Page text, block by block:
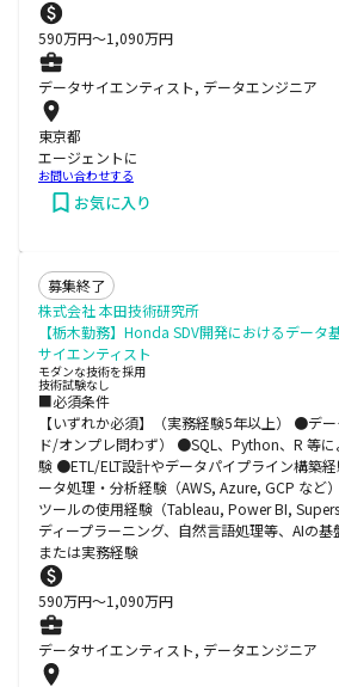
590万円〜1,090万円
データサイエンティスト, データエンジニア
東京都
エージェントに
お問い合わせする
お気に入り
募集終了
株式会社 本田技術研究所
【栃木勤務】Honda SDV開発におけるデータ
サイエンティスト
モダンな技術を採用
技術試験なし
■必須条件
【いずれか必須】（実務経験5年以上） ●デ
ド/オンプレ問わず） ●SQL、Python、R 等
験 ●ETL/ELT設計やデータパイプライン構築
ータ処理・分析経験（AWS, Azure, GCP など
ツールの使用経験（Tableau, Power BI,
ディープラーニング、自然言語処理等、AIの
または実務経験
590万円〜1,090万円
データサイエンティスト, データエンジニア